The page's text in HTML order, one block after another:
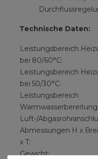
Technische Daten:
Leistungsbereich
bei 80/60°C:
Leistungsbereich
bei 50/30°C:
Leistungsbereich
Warmwasserbereitung:
Luft-/
Abmessungen H x
x T:
Gewicht: